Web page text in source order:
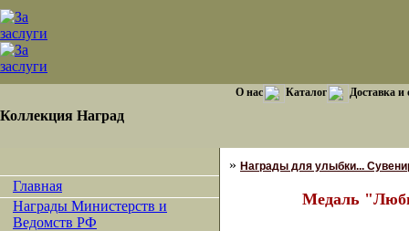
Коллекция Наград
О нас Каталог Доставка и
Главная
Награды Министерств и
Ведомств РФ
» Награды для улыбки...
Медаль